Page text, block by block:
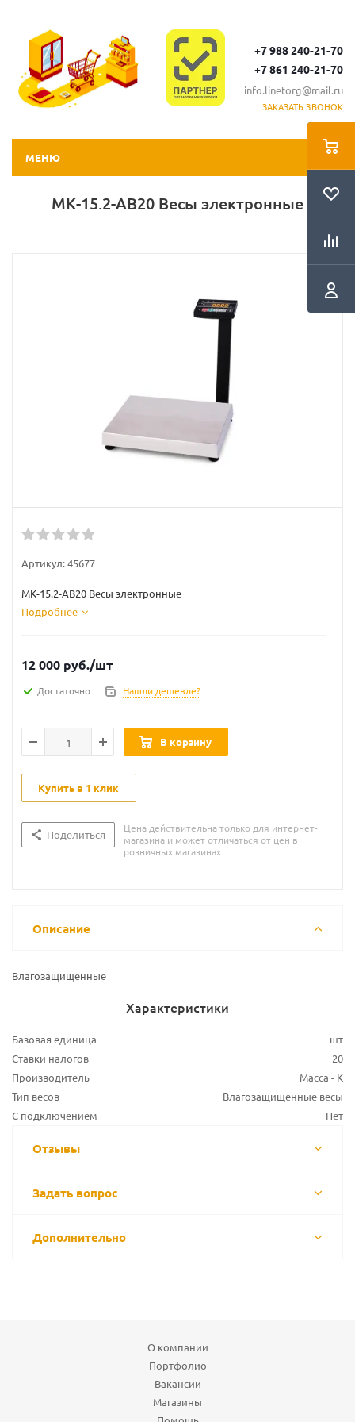
+7 988 240-21-70
+7 861 240-21-70
info.linetorg@mail.ru
ЗАКАЗАТЬ ЗВОНОК
МЕНЮ
МК-15.2-АВ20 Весы электронные
Артикул:45677
МК-15.2-АВ20 Весы электронные
Подробнее
12 000 руб./шт
Достаточно Нашли дешевле?
В корзину
Купить в 1 клик
Поделиться
Цена действительна только для интернет-
магазина и может отличаться от цен в
розничных магазинах
Описание
Влагозащищенные
Характеристики
Базовая единица
шт
Ставки налогов
20
Производитель
Масса - К
Тип весов
Влагозащищенные весы
С подключением
Нет
Отзывы
Задать вопрос
Дополнительно
О компании
Портфолио
Вакансии
Магазины